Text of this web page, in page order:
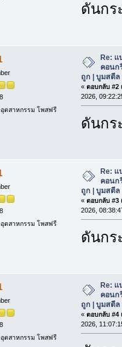
ดันก
ตสาหกรรม โพสฟรี
Re: แ
คอนก
ถูก | บูมสตี
« ตอบกลับ #2
2026,
ดันก
ตสาหกรรม โพสฟรี
Re: แ
คอนก
ถูก | บูมสตี
« ตอบกลับ #3
2026,
ดันก
ตสาหกรรม โพสฟรี
Re: แ
คอนก
ถูก | บูมสตี
« ตอบกลับ #4
2026,